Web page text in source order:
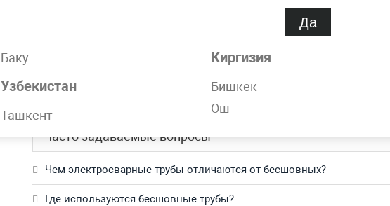
Да
Баку
Узбекистан
Ташкент
Киргизия
Бишкек
Ош
Труба горячедеформированная 245х15 мм ГОСТ 8732-78 всегда в
Обращайтесь и получите выгодные цены за кг и самую быструю
Часто задаваемые вопросы
Чем электросварные трубы отличаются от бесшовных?
Где используются бесшовные трубы?